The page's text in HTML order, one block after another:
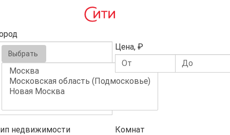
Выбрать
Цена, ₽
недвижимости Комнат